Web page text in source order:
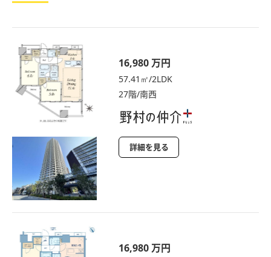
16,980 万円
57.41㎡/2LDK
27階/南西
詳細を見る
16,980 万円